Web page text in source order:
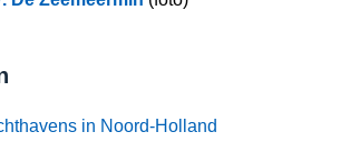
in Noord-Holland